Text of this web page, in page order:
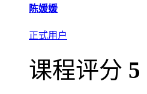
陈媛媛
正式用户
课程评分 5